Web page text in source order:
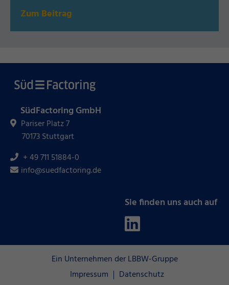
Zum Beitrag
SüdFactoring GmbH
Pariser Platz 7
70173 Stuttgart
+ 49 711 51884-0
info@suedfactoring.de
Sie finden uns auch auf
Ein Unternehmen der LBBW-Gruppe
Impressum
Datenschutz